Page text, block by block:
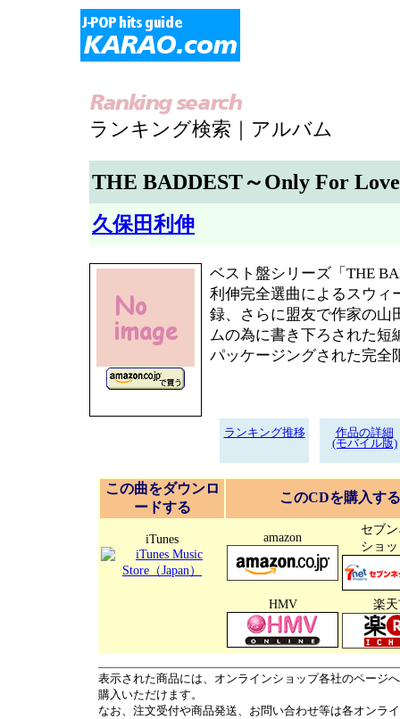
ランキング検索｜アルバム
THE BADDEST～Only For
久保田利伸
ベスト盤シリーズ「THE
利伸完全選曲によるスウィ
録、さらに盟友で作家の山
ムの為に書き下ろされた短
パッケージングされた完全
ランキング推移
作品の詳細
(モバイル版)
この曲をダウンロ
ードする
このCDを購入する
iTunes amazon
セブ
ショ
HMV 楽
表示された商品には、オンラインショップ各社のページ
購入いただけます。
なお、注文受付や商品発送、お問い合わせ等は各オンラ